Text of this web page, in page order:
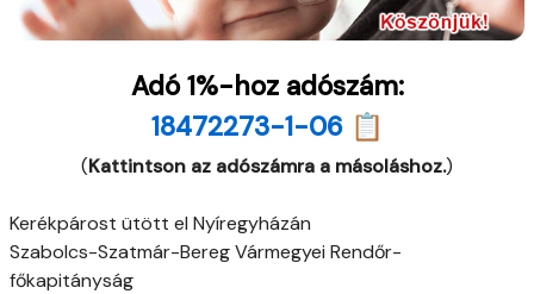
Adó 1%-hoz adószám:
18472273-1-06 📋
(Kattintson az adószámra a másoláshoz.)
Kerékpárost ütött el Nyíregyházán
Szabolcs-Szatmár-Bereg Vármegyei Rendőr-
főkapitányság